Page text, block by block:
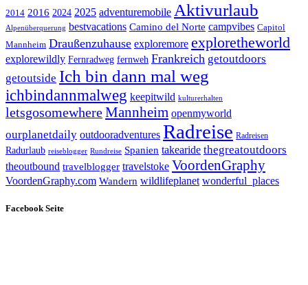
2014 2016 2024 2025 adventuremobile Aktivurlaub
Alpenüberquerung bestvacations Camino del Norte campvibes Capitol
Mannheim Draußenzuhause exploremore exploretheworld
explorewildly Fernradweg fernweh Frankreich getoutdoors
getoutside Ich bin dann mal weg
ichbindannmalweg keepitwild kulturerhalten
letsgosomewhereMannheim openmyworld
ourplanetdaily outdooradventures Radreise Radreisen
Radurlaub reiseblogger Rundreise Spanien takearide thegreatoutdoors
theoutbound travelblogger travelstoke VoordenGraphy
VoordenGraphy.com Wandern wildlifeplanet wonderful_places
Facebook Seite